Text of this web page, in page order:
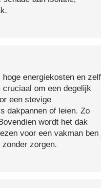
energiekosten en
om een degelijk
een stevige
dakpannen of leien. Zo
wordt het dak
voor een vakman ben
zorgen.